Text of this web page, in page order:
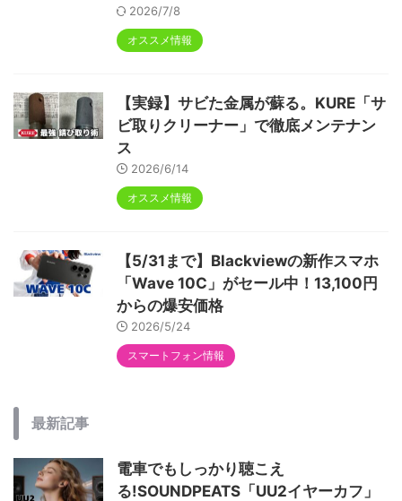
2026/7/8
オススメ情報
【実録】サビた金属が蘇る。KURE「サ
ビ取りクリーナー」で徹底メンテナン
ス
2026/6/14
オススメ情報
【5/31まで】Blackviewの新作スマホ
「Wave 10C」がセール中！13,100円
からの爆安価格
2026/5/24
スマートフォン情報
最新記事
電車でもしっかり聴こえ
る!SOUNDPEATS「UU2イヤーカフ」